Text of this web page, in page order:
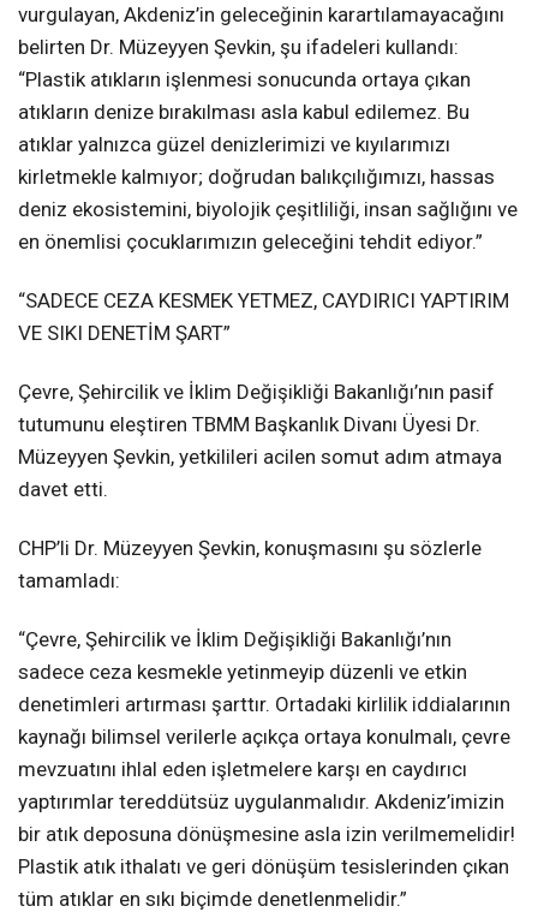
vurgulayan, Akdeniz’in geleceğinin karartılamayacağını
belirten Dr. Müzeyyen Şevkin, şu ifadeleri kullandı:
“Plastik atıkların işlenmesi sonucunda ortaya çıkan
atıkların denize bırakılması asla kabul edilemez. Bu
atıklar yalnızca güzel denizlerimizi ve kıyılarımızı
kirletmekle kalmıyor; doğrudan balıkçılığımızı, hassas
deniz ekosistemini, biyolojik çeşitliliği, insan sağlığını ve
en önemlisi çocuklarımızın geleceğini tehdit ediyor.”
“SADECE CEZA KESMEK YETMEZ, CAYDIRICI YAPTIRIM
VE SIKI DENETİM ŞART”
Çevre, Şehircilik ve İklim Değişikliği Bakanlığı’nın pasif
tutumunu eleştiren TBMM Başkanlık Divanı Üyesi Dr.
Müzeyyen Şevkin, yetkilileri acilen somut adım atmaya
davet etti.
CHP’li Dr. Müzeyyen Şevkin, konuşmasını şu sözlerle
tamamladı:
“Çevre, Şehircilik ve İklim Değişikliği Bakanlığı’nın
sadece ceza kesmekle yetinmeyip düzenli ve etkin
denetimleri artırması şarttır. Ortadaki kirlilik iddialarının
kaynağı bilimsel verilerle açıkça ortaya konulmalı, çevre
mevzuatını ihlal eden işletmelere karşı en caydırıcı
yaptırımlar tereddütsüz uygulanmalıdır. Akdeniz’imizin
bir atık deposuna dönüşmesine asla izin verilmemelidir!
Plastik atık ithalatı ve geri dönüşüm tesislerinden çıkan
tüm atıklar en sıkı biçimde denetlenmelidir.”